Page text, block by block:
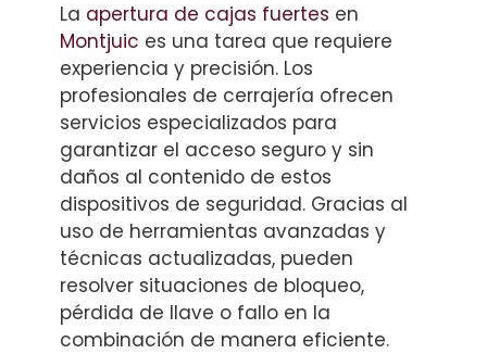
La apertura de cajas fuertes en
Montjuic es una tarea que requiere
experiencia y precisión. Los
profesionales de cerrajería ofrecen
servicios especializados para
garantizar el acceso seguro y sin
daños al contenido de estos
dispositivos de seguridad. Gracias al
uso de herramientas avanzadas y
técnicas actualizadas, pueden
resolver situaciones de bloqueo,
pérdida de llave o fallo en la
combinación de manera eficiente.